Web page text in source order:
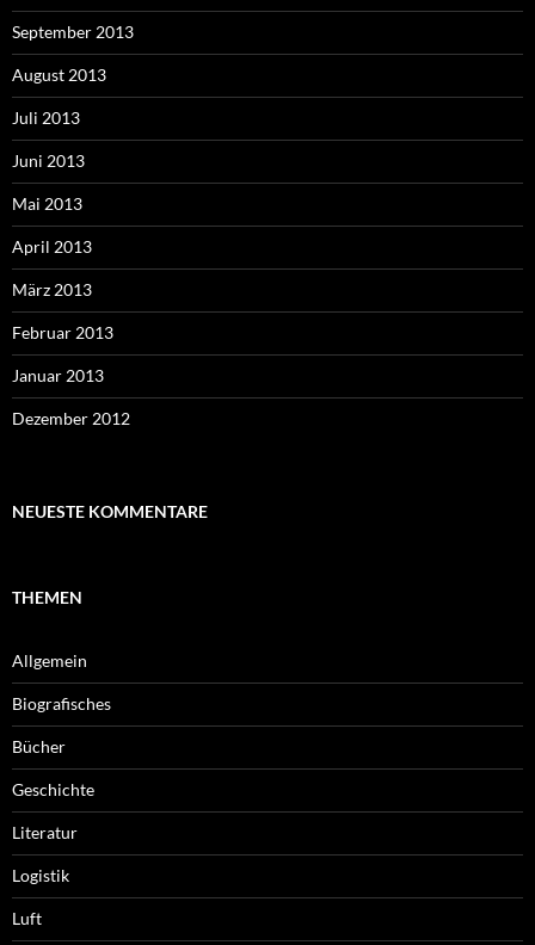
September 2013
August 2013
Juli 2013
Juni 2013
Mai 2013
April 2013
März 2013
Februar 2013
Januar 2013
Dezember 2012
NEUESTE KOMMENTARE
THEMEN
Allgemein
Biografisches
Bücher
Geschichte
Literatur
Logistik
Luft